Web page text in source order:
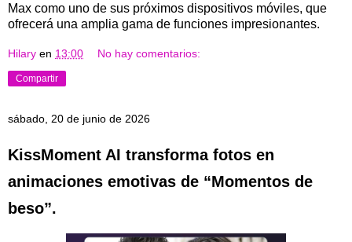
Max como uno de sus próximos dispositivos móviles, que
ofrecerá una amplia gama de funciones impresionantes.
Hilary en 13:00 No hay comentarios:
Compartir
sábado, 20 de junio de 2026
KissMoment AI transforma fotos en
animaciones emotivas de “Momentos de
beso”.